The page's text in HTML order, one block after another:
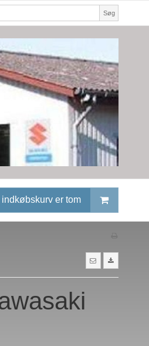
Søg
indkøbskurv er tom